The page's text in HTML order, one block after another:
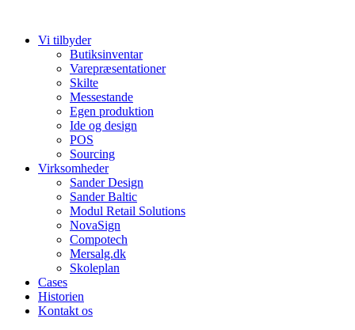
indholdVi tilbyder
Butiksinventar
Varepræsentationer
Skilte
Messestande
Egen produktion
Ide og design
POS
Sourcing
Virksomheder
Sander Design
Sander Baltic
Modul Retail Solutions
NovaSign
Compotech
Mersalg.dk
Skoleplan
Cases
Historien
Kontakt os